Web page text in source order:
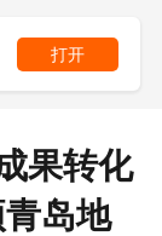
打开
果转化
岛地